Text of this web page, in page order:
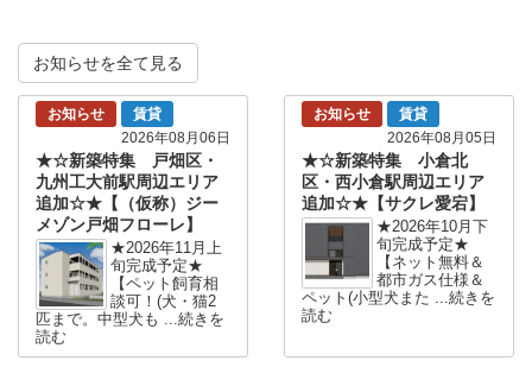
お知らせを全て見る
お知らせ
賃貸
2026年08月06日
★☆新築特集 戸畑区・
九州工大前駅周辺エリア
追加☆★【（仮称）ジー
メゾン戸畑フローレ】
★2026年11月上
旬完成予定★
【ペット飼育相
談可！(犬・猫2
匹まで。中型犬も ...続きを
読む
お知らせ
賃貸
2026年08月05日
★☆新築特集 小倉北
区・西小倉駅周辺エリア
追加☆★【サクレ愛宕】
★2026年10月下
旬完成予定★
【ネット無料＆
都市ガス仕様＆
ペット(小型犬また ...続きを
読む